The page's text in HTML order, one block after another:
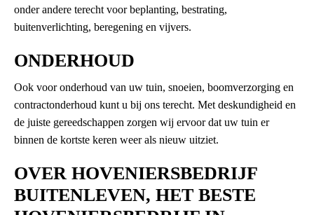
onder andere terecht voor beplanting, bestrating,
buitenverlichting, beregening en vijvers.
ONDERHOUD
Ook voor onderhoud van uw tuin, snoeien, boomverzorging en
contractonderhoud kunt u bij ons terecht. Met deskundigheid en
de juiste gereedschappen zorgen wij ervoor dat uw tuin er
binnen de kortste keren weer als nieuw uitziet.
OVER HOVENIERSBEDRIJF
BUITENLEVEN, HET BESTE